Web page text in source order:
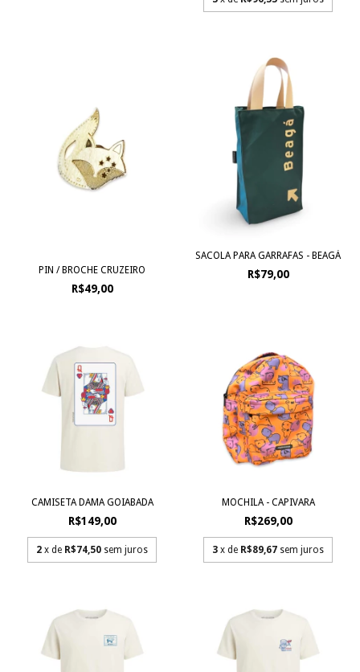
PIN / BROCHE CRUZEIRO
R$49,00
SACOLA PARA GARRAFAS - BEAGÁ
R$79,00
CAMISETA DAMA GOIABADA
R$149,00
2 x de R$74,50 sem juros
MOCHILA - CAPIVARA
R$269,00
3 x de R$89,67 sem juros